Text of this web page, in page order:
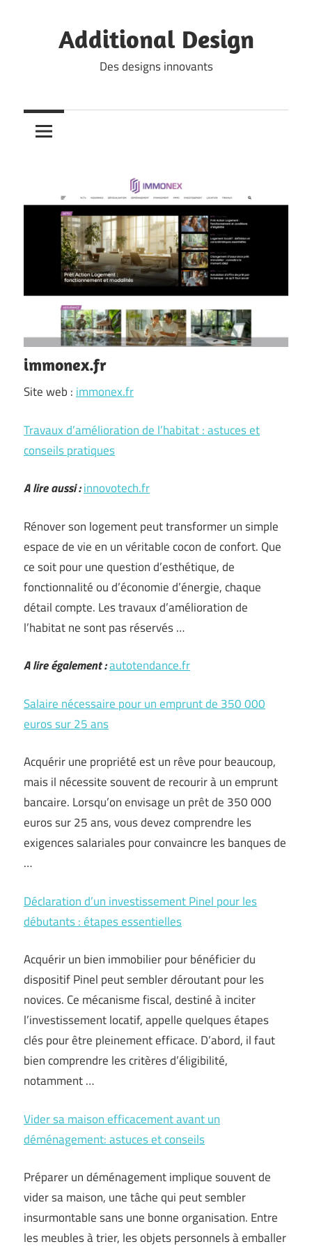
contentAdditional Design
Des designs innovants
immonex.fr
Site web : immonex.fr
Travaux d’amélioration de l’habitat : astuces et
conseils pratiques
A lire aussi :innovotech.fr
Rénover son logement peut transformer un simple
espace de vie en un véritable cocon de confort. Que
ce soit pour une question d’esthétique, de
fonctionnalité ou d’économie d’énergie, chaque
détail compte. Les travaux d’amélioration de
l’habitat ne sont pas réservés …
A lire également :autotendance.fr
Salaire nécessaire pour un emprunt de 350 000
euros sur 25 ans
Acquérir une propriété est un rêve pour beaucoup,
mais il nécessite souvent de recourir à un emprunt
bancaire. Lorsqu’on envisage un prêt de 350 000
euros sur 25 ans, vous devez comprendre les
exigences salariales pour convaincre les banques de
…
Déclaration d’un investissement Pinel pour les
débutants : étapes essentielles
Acquérir un bien immobilier pour bénéficier du
dispositif Pinel peut sembler déroutant pour les
novices. Ce mécanisme fiscal, destiné à inciter
l’investissement locatif, appelle quelques étapes
clés pour être pleinement efficace. D’abord, il faut
bien comprendre les critères d’éligibilité,
notamment …
Vider sa maison efficacement avant un
déménagement: astuces et conseils
Préparer un déménagement implique souvent de
vider sa maison, une tâche qui peut sembler
insurmontable sans une bonne organisation. Entre
les meubles à trier, les objets personnels à emballer